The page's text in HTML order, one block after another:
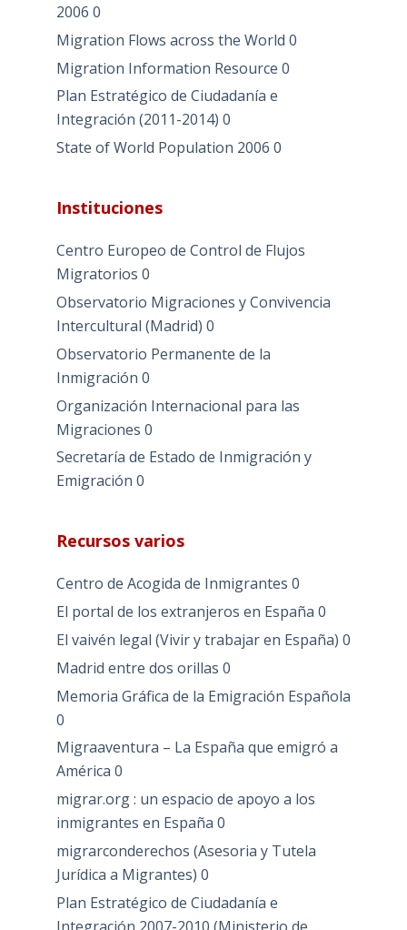
2006 0
Migration Flows across the World 0
Migration Information Resource 0
Plan Estratégico de Ciudadanía e
Integración (2011-2014) 0
State of World Population 2006 0
Instituciones
Centro Europeo de Control de Flujos
Migratorios 0
Observatorio Migraciones y Convivencia
Intercultural (Madrid) 0
Observatorio Permanente de la
Inmigración 0
Organización Internacional para las
Migraciones 0
Secretaría de Estado de Inmigración y
Emigración 0
Recursos varios
Centro de Acogida de Inmigrantes 0
El portal de los extranjeros en España 0
El vaivén legal (Vivir y trabajar en España) 0
Madrid entre dos orillas 0
Memoria Gráfica de la Emigración Española
0
Migraaventura – La España que emigró a
América 0
migrar.org : un espacio de apoyo a los
inmigrantes en España 0
migrarconderechos (Asesoria y Tutela
Jurídica a Migrantes) 0
Plan Estratégico de Ciudadanía e